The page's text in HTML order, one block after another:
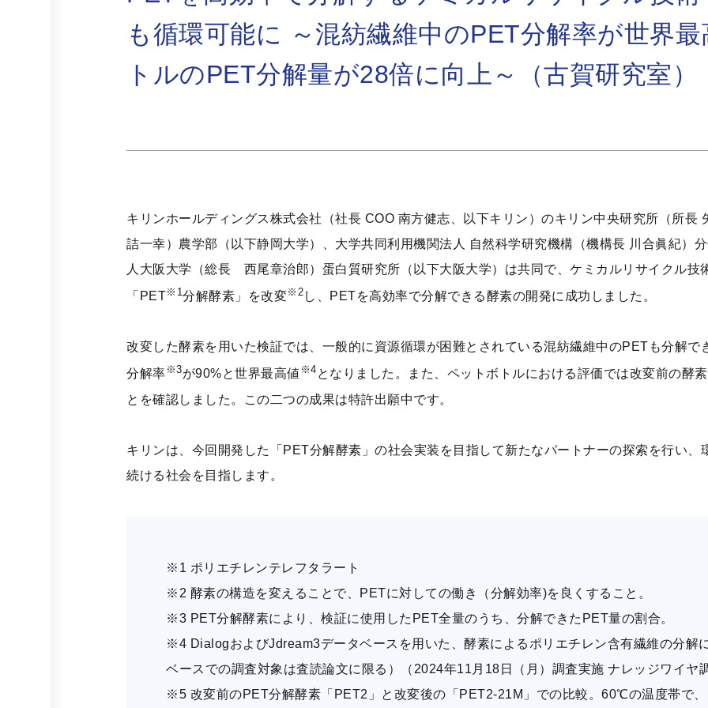
も循環可能に ～混紡繊維中のPET分解率が世界
トルのPET分解量が28倍に向上～（古賀研究室）
キリンホールディングス株式会社（社長 COO 南方健志、以下キリン）のキリン中央研究所（所
詰一幸）農学部（以下静岡大学）、大学共同利用機関法人 自然科学研究機構（機構長 川合眞紀）
人大阪大学（総長 西尾章治郎）蛋白質研究所（以下大阪大学）は共同で、ケミカルリサイクル技
「PET※1分解酵素」を改変※2 し、PETを高効率で分解できる酵素の開発に成功しました。
改変した酵素を用いた検証では、一般的に資源循環が困難とされている混紡繊維中のPETも分解
分解率 ※3が90%と世界最高値 ※4 となりました。また、ペットボトルにおける評価では改変前の酵
とを確認しました。この二つの成果は特許出願中です。
キリンは、今回開発した「PET分解酵素」の社会実装を目指して新たなパートナーの探索を行い
続ける社会を目指します。
※1 ポリエチレンテレフタラート
※2 酵素の構造を変えることで、PETに対しての働き（分解効率)を良くすること。
※3 PET分解酵素により、検証に使用したPET全量のうち、分解できたPET量の割合。
※4 DialogおよびJdream3データベースを用いた、酵素によるポリエチレン含有繊維の分解
ベースでの調査対象は査読論文に限る）（2024年11月18日（月）調査実施 ナレッジワイヤ
※5 改変前のPET分解酵素「PET2」と改変後の「PET2-21M」での比較。60℃の温度帯で